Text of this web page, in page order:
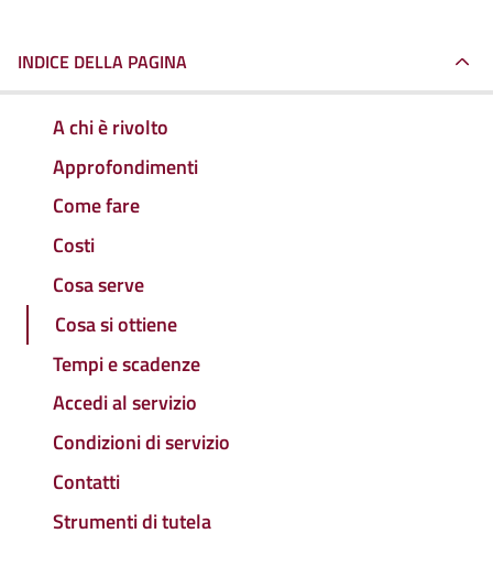
INDICE DELLA PAGINA
A chi è rivolto
Approfondimenti
Come fare
Costi
Cosa serve
Cosa si ottiene
Tempi e scadenze
Accedi al servizio
Condizioni di servizio
Contatti
Strumenti di tutela